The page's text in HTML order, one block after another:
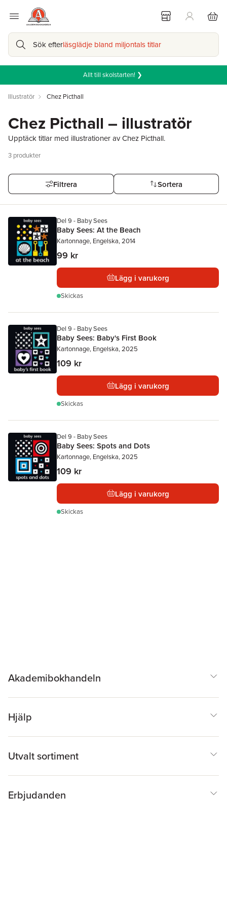
Sök efterläsglädje bland miljontals titlar
Allt till skolstarten! ❯
Illustratör Chez Picthall
Chez Picthall – illustratör
Upptäck titlar med illustrationer av Chez Picthall.
3 produkter
Filtrera Sortera
Del 9 - Baby Sees
Baby Sees: At the Beach
Kartonnage, Engelska, 2014
99 kr
Lägg i varukorg
Skickas
Del 9 - Baby Sees
Baby Sees: Baby's First Book
Kartonnage, Engelska, 2025
109 kr
Lägg i varukorg
Skickas
Del 9 - Baby Sees
Baby Sees: Spots and Dots
Kartonnage, Engelska, 2025
109 kr
Lägg i varukorg
Skickas
Akademibokhandeln
Hjälp
Utvalt sortiment
Erbjudanden